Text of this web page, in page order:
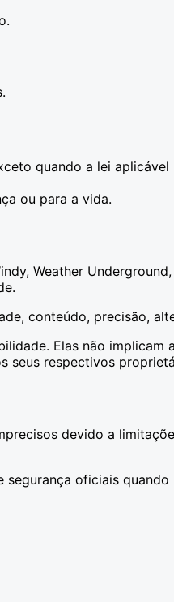
quando a lei aplicável
ou para a vida.
Weather
conteúdo, precisão,
Elas não
seus respectivos
devido a
oficiais quando